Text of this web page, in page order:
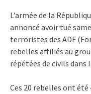
L’armée de la
annoncé avoir tué
terroristes des ADF (
rebelles affiliés au
répétées de civils dans
Ces 20 rebelles ont été